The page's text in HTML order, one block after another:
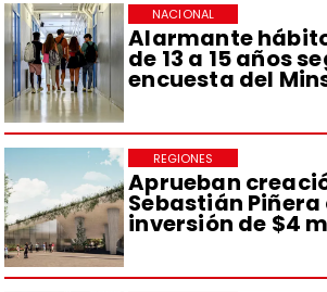
Alarmante
de 13 a 15 años
encuesta del
NACIONAL
Aprueban
Sebastián Piñera
inversión de $4
REGIONES